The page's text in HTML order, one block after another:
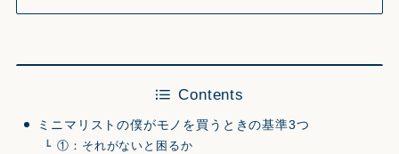
Contents
ミニマリストの僕がモノを買うときの基準3つ
①：それがないと困るか